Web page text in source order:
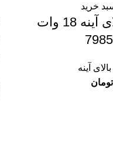
خرید
چراغ بالای آینه 18 وات
آینه
تومان